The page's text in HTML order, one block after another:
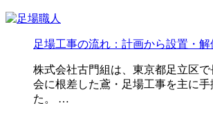
足場工事の流れ：計画から設置・
株式会社古門組は、東京都足立区
会に根差した鳶・足場工事を主に
た。 …